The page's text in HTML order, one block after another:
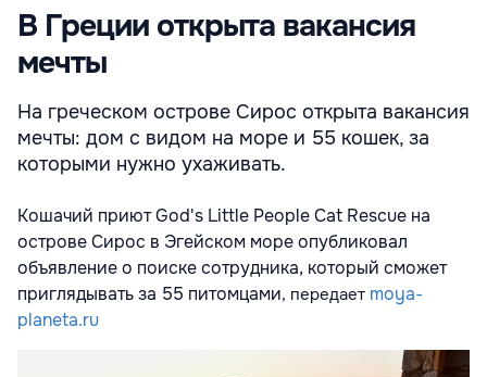
В Греции открыта вакансия
мечты
На греческом острове Сирос открыта вакансия
мечты: дом с видом на море и 55 кошек, за
которыми нужно ухаживать.
Кошачий приют God's Little People Cat Rescue на
острове Сирос в Эгейском море опубликовал
объявление о поиске сотрудника, который сможет
приглядывать за 55 питомцами, передает moya-
planeta.ru